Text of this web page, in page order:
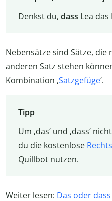
Denkst du, dass Lea
Nebensätze sind Sätze,
anderen Satz stehen
Kombination ,Satzgefüge‘.
Tipp
Um ‚das‘ und ‚dass‘
du die kostenlose
Quillbot nutzen.
Weiter lesen: Das oder